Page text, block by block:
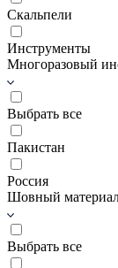
Скальпели
Инструменты
Многоразовый
Выбрать все
Пакистан
Россия
Шовный
Выбрать все